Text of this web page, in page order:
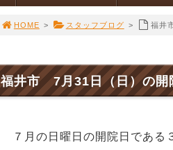
HOME > スタッフブログ > 福井
福井市 7月31日（日）の開
７月の日曜日の開院日であ